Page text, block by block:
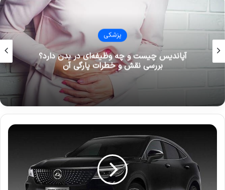
پزشکی
آپاندیس چیست و چه وظیفه‌ای در بدن دارد؟
بررسی نقش و خطرات پارگی آن
ق